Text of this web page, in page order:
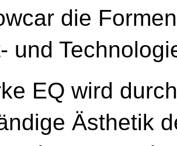
die
und
EQ wird
Ästhetik